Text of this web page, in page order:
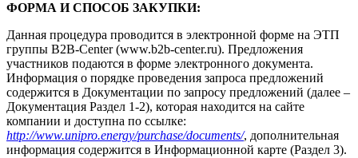
ФОРМА И СПОСОБ ЗАКУПКИ:
Данная процедура проводится в электронной форме на ЭТП
группы B2B-Center (www.b2b-center.ru). Предложения
участников подаются в форме электронного документа.
Информация о порядке проведения запроса предложений
содержится в Документации по запросу предложений (далее –
Документация Раздел 1-2), которая находится на сайте
компании и доступна по ссылке:
http://www.unipro.energy/purchase/documents/, дополнительная
информация содержится в Информационной карте (Раздел 3).